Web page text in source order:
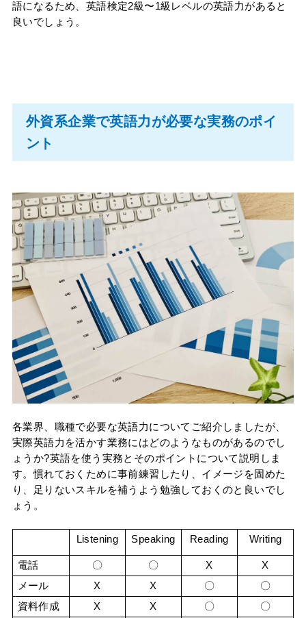
語になるため、英語検定2級〜1級レベルの英語力があると
良いでしょう。
外資系企業で英語力が必要な実務のポイ
ント
各業界、職種で必要な英語力についてご紹介しましたが、
実際英語力を活かす業務にはどのようなものがあるのでし
ょうか?英語を使う実務とそのポイントについて説明しま
す。慣れておくために事前練習したり、イメージを固めた
り、足りないスキルを補うよう勉強しておくのと良いでし
ょう。
Listening Speaking Reading Writing
電話 〇 〇 X
X
メール
X X 〇
〇
資料作成
X X 〇
〇